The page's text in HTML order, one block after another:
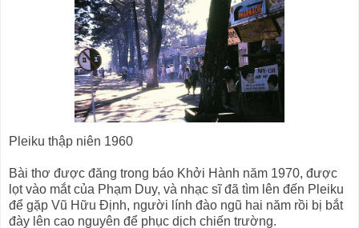
Pleiku thập niên 1960
Bài thơ được đăng trong báo Khởi Hành năm 1970, được
lọt vào mắt của Phạm Duy, và nhạc sĩ đã tìm lên đến Pleiku
để gặp Vũ Hữu Định, người lính đào ngũ hai năm rồi bị bắt
đày lên cao nguyên để phục dịch chiến trường.